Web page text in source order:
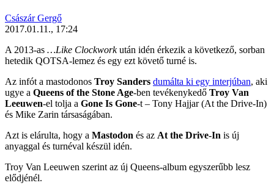
Császár Gergő
2017.01.11., 17:24
A 2013-as …Like Clockworkután idén érkezik a következő, sorban
hetedik QOTSA-lemez és egy ezt követő turné is.
Az infót a mastodonos Troy Sanders dumálta ki egy interjúban, aki
ugye a Queens of the Stone Age-ben tevékenykedő Troy Van
Leeuwen-el tolja a Gone Is Gone-t – Tony Hajjar (At the Drive-In)
és Mike Zarin társaságában.
Azt is elárulta, hogy a Mastodon és az At the Drive-In is új
anyaggal és turnéval készül idén.
Troy Van Leeuwen szerint az új Queens-album egyszerűbb lesz
elődjénél.